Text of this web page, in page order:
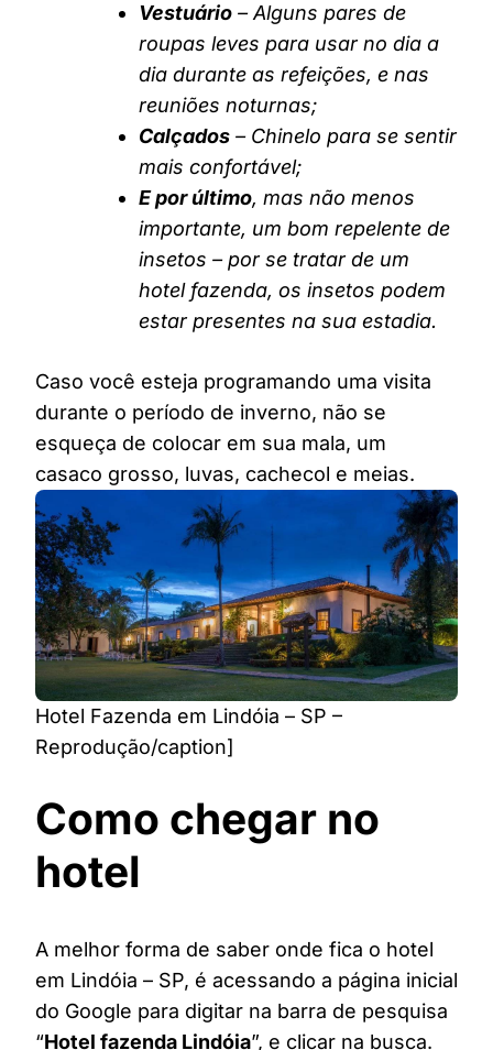
Vestuário – Alguns pares de
roupas leves para usar no dia a
dia durante as refeições, e nas
reuniões noturnas;
Calçados – Chinelo para se sentir
mais confortável;
E por último, mas não menos
importante, um bom repelente de
insetos – por se tratar de um
hotel fazenda, os insetos podem
estar presentes na sua estadia.
Caso você esteja programando uma visita
durante o período de inverno, não se
esqueça de colocar em sua mala, um
casaco grosso, luvas, cachecol e meias.
Hotel Fazenda em Lindóia – SP –
Reprodução/caption]
Como chegar no
hotel
A melhor forma de saber onde fica o hotel
em Lindóia – SP, é acessando a página inicial
do Google para digitar na barra de pesquisa
“Hotel fazenda Lindóia”, e clicar na busca.